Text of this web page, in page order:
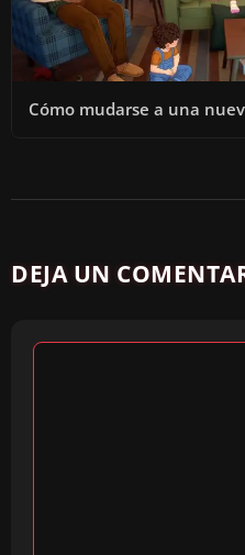
Cómo mudarse a una
DEJA UN